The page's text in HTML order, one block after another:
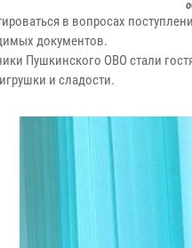
в вопросах
документов.
Пушкинского ОВО стали
и сладости.